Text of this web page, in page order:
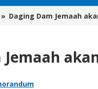
» Daging Dam Jemaah
Jemaah